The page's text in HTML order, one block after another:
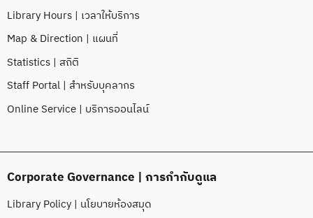
Library Hours | เวลาให้บริการ
Map & Direction | แผนที่
Statistics | สถิติ
Staff Portal | สำหรับบุคลากร
Online Service | บริการออนไลน์
Corporate Governance | การกำกับดูแล
Library Policy | นโยบายห้องสมุด